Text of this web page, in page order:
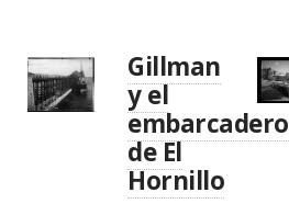
Gillman
y el
embarcadero
de El
Hornillo